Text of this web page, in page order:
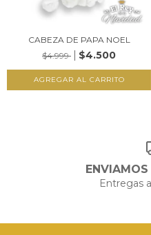
CABEZA DE PAPA NOEL
$4.999
$4.500
Entregas